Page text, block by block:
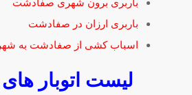
باربری ارزان در صفادشت
اسباب کشی از صفادشت به
لیست اتوبار